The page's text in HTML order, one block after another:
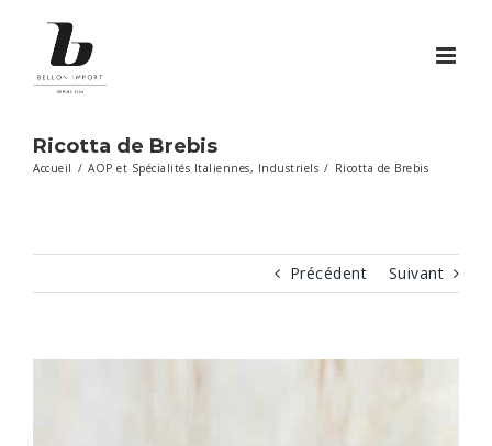
contenu
Ricotta de Brebis
Accueil / AOP et Spécialités Italiennes, Industriels / Ricotta de Brebis
Précédent Suivant